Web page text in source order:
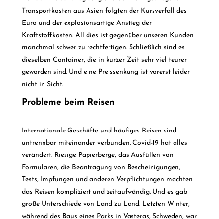
Transportkosten aus Asien folgten der Kursverfall des
Euro und der explosionsartige Anstieg der
Kraftstoffkosten. All dies ist gegenüber unseren Kunden
manchmal schwer zu rechtfertigen. Schließlich sind es
dieselben Container, die in kurzer Zeit sehr viel teurer
geworden sind. Und eine Preissenkung ist vorerst leider
nicht in Sicht.
Probleme beim Reisen
Internationale Geschäfte und häufiges Reisen sind
untrennbar miteinander verbunden. Covid-19 hat alles
verändert. Riesige Papierberge, das Ausfüllen von
Formularen, die Beantragung von Bescheinigungen,
Tests, Impfungen und anderen Verpflichtungen machten
das Reisen kompliziert und zeitaufwändig. Und es gab
große Unterschiede von Land zu Land. Letzten Winter,
während des Baus eines Parks in Vasteras, Schweden, war